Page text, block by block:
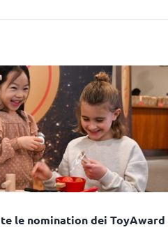
le nomination dei ToyAward